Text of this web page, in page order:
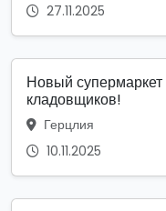
27.11.2025
Новый
кладовщиков!
Герцлия
10.11.2025